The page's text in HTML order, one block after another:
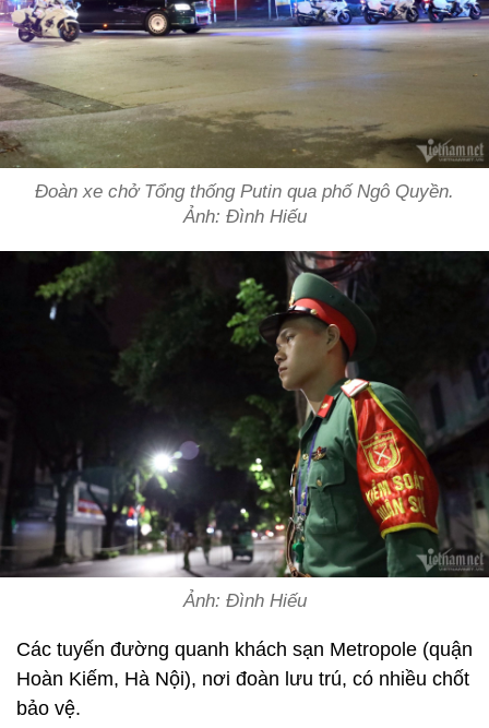
Đoàn xe chở Tổng thống Putin qua phố Ngô Quyền.
Ảnh: Đình Hiếu
Ảnh: Đình Hiếu
Các tuyến đường quanh khách sạn Metropole (quận
Hoàn Kiếm, Hà Nội), nơi đoàn lưu trú, có nhiều chốt
bảo vệ.